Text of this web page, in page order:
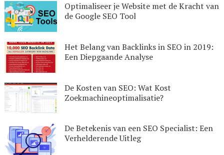
Optimaliseer je Website met de Kracht van
de Google SEO Tool
Het Belang van Backlinks in SEO in 2019:
Een Diepgaande Analyse
De Kosten van SEO: Wat Kost
Zoekmachineoptimalisatie?
De Betekenis van een SEO Specialist: Een
Verhelderende Uitleg